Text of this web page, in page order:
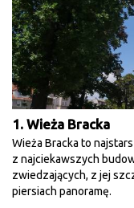
1. Wieża Bracka
Wieża Bracka to
z najciekawszych
zwiedzających, z jej
piersiach panoramę.